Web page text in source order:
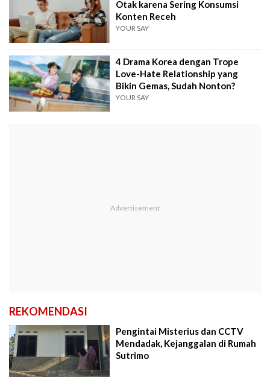
Otak karena Sering Konsumsi
Konten Receh
YOUR SAY
4 Drama Korea dengan Trope
Love-Hate Relationship yang
Bikin Gemas, Sudah Nonton?
YOUR SAY
REKOMENDASI
Pengintai Misterius dan CCTV
Mendadak, Kejanggalan di Rumah
Sutrimo